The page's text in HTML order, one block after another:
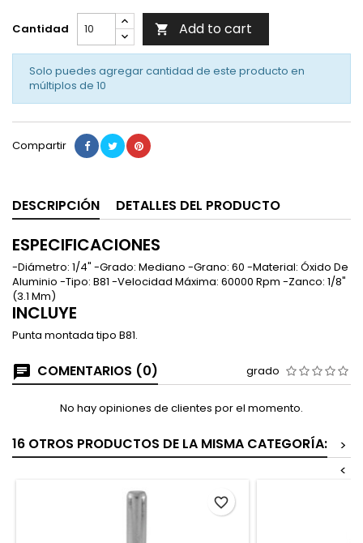
Cantidad  Add to cart
Solo puedes agregar cantidad de este producto en
múltiplos de 10
Compartir
DESCRIPCIÓN DETALLES DEL PRODUCTO
ESPECIFICACIONES
-Diámetro: 1/4" -Grado: Mediano -Grano: 60 -Material: Óxido De
Aluminio -Tipo: B81 -Velocidad Máxima: 60000 Rpm -Zanco: 1/8"
(3.1 Mm)
INCLUYE
Punta montada tipo B81.
COMENTARIOS (0) grado
No hay opiniones de clientes por el momento.
16 OTROS PRODUCTOS DE LA MISMA CATEGORÍA:
>
<
favorite_border